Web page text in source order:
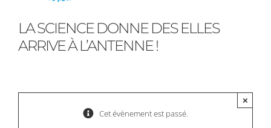
LA SCIENCE DONNE DES ELLES
ARRIVE À L’ANTENNE !
Cet évènement est passé.
×